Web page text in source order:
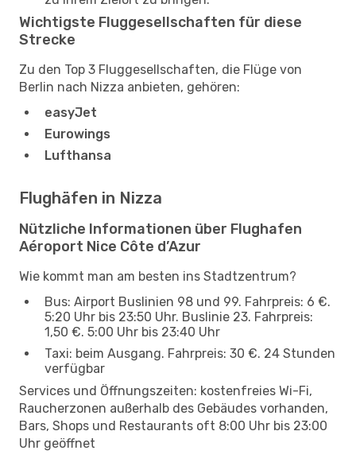
Wichtigste Fluggesellschaften für diese
Strecke
Zu den Top 3 Fluggesellschaften, die Flüge von
Berlin nach Nizza anbieten, gehören:
easyJet
Eurowings
Lufthansa
Flughäfen in Nizza
Nützliche Informationen über Flughafen
Aéroport Nice Côte d’Azur
Wie kommt man am besten ins Stadtzentrum?
Bus: Airport Buslinien 98 und 99. Fahrpreis: 6 €.
5:20 Uhr bis 23:50 Uhr. Buslinie 23. Fahrpreis:
1,50 €. 5:00 Uhr bis 23:40 Uhr
Taxi: beim Ausgang. Fahrpreis: 30 €. 24 Stunden
verfügbar
Services und Öffnungszeiten: kostenfreies Wi-Fi,
Raucherzonen außerhalb des Gebäudes vorhanden,
Bars, Shops und Restaurants oft 8:00 Uhr bis 23:00
Uhr geöffnet